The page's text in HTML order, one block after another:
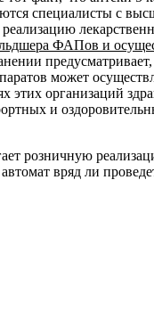
специалисты с
ФАПов и
может
этих организаций
и
розничную
вряд ли